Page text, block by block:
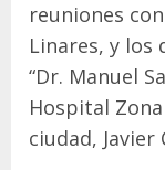
reuniones
Linares, y los
“Dr. Manuel
Hospital
ciudad, Javier